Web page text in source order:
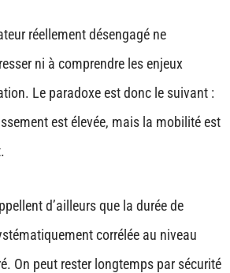
réellement désengagé ne
ni à comprendre les enjeux
Le paradoxe est donc le suivant :
est élevée, mais la mobilité est
d’ailleurs que la durée de
corrélée au niveau
On peut rester longtemps par sécurité